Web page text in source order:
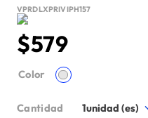
VPRDLXPRIVIPH157
$579
Color
Cantidad 1